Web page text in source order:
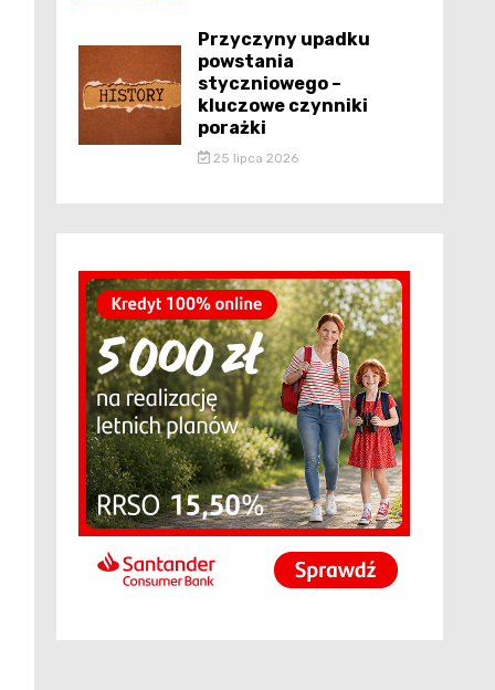
Przyczyny upadku
powstania
styczniowego –
kluczowe czynniki
porażki
25 lipca 2026